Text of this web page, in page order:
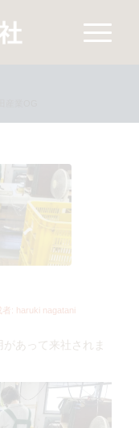
者: haruki nagatani
あって来社されま